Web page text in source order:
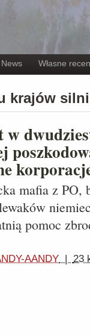
News Własne
krajów
w
mafia z PO,
pomoc
AANDY | 23